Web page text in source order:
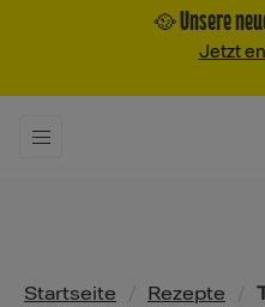
🥘 Unsere
Jetzt
Pfadnavigation
Startseite Rezepte